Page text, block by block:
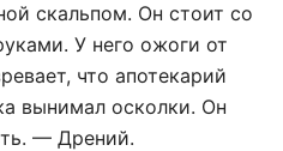
скальпом. Он стоит со
У него ожоги от
что апотекарий
вынимал осколки. Он
— Дрений.